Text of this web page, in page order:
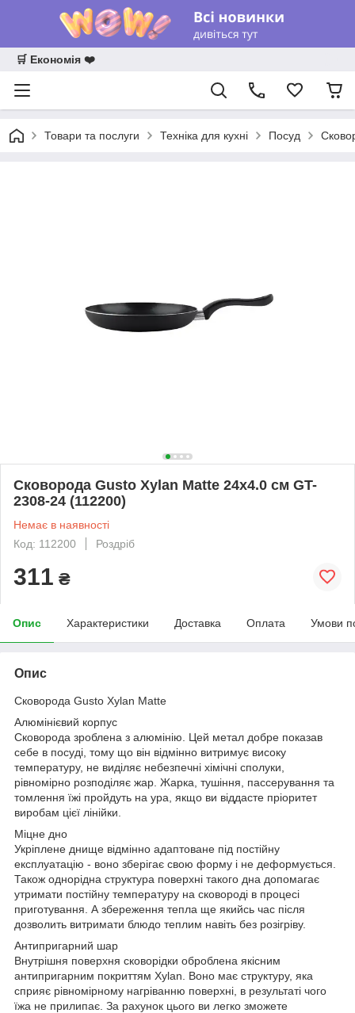
🛒 Економія ❤️
Товари та послуги Техніка для кухні Посуд
Сковорода Gusto Xylan Matte 24x4.0 cм GT-
2308-24 (112200)
Немає в наявності
Код: 112200
Роздріб
311 ₴
Опис Характеристики Доставка Оплата Умови
Опис
Сковорода Gusto Xylan Matte
Алюмінієвий корпус
Сковорода зроблена з алюмінію. Цей метал добре показав
себе в посуді, тому що він відмінно витримує високу
температуру, не виділяє небезпечні хімічні сполуки,
рівномірно розподіляє жар. Жарка, тушіння, пассерування та
томлення їжі пройдуть на ура, якщо ви віддасте пріоритет
виробам цієї лінійки.
Міцне дно
Укріплене днище відмінно адаптоване під постійну
експлуатацію - воно зберігає свою форму і не деформується.
Також однорідна структура поверхні такого дна допомагає
утримати постійну температуру на сковороді в процесі
приготування. А збереження тепла ще якийсь час після
дозволить витримати блюдо теплим навіть без розігріву.
Антипригарний шар
Внутрішня поверхня сковорідки оброблена якісним
антипригарним покриттям Xylan. Воно має структуру, яка
сприяє рівномірному нагріванню поверхні, в результаті чого
їжа не прилипає. За рахунок цього ви легко зможете